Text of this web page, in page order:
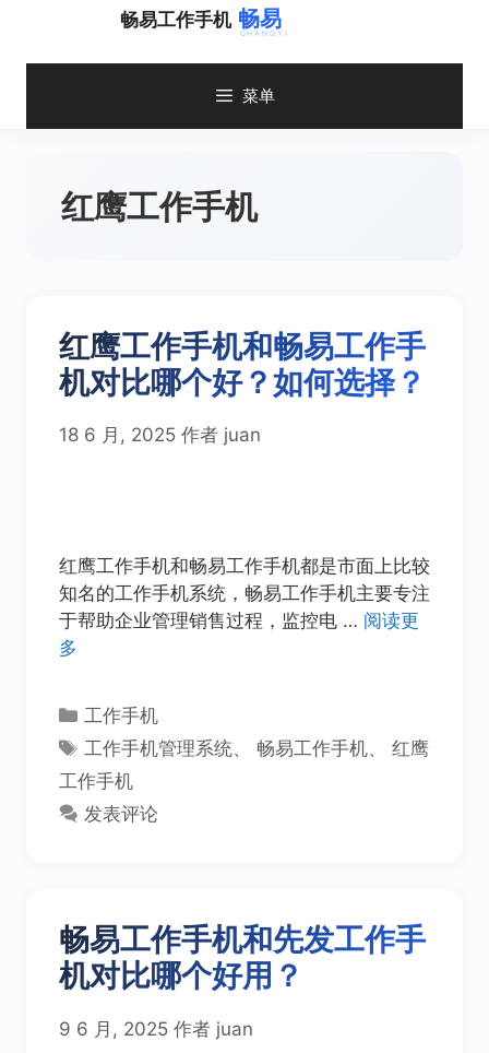
畅易工作手机
菜单
红鹰工作手机
红鹰工作手机和畅易工作手
机对比哪个好？如何选择？
18 6 月, 2025 作者 juan
红鹰工作手机和畅易工作手机都是市面上比较
知名的工作手机系统，畅易工作手机主要专注
于帮助企业管理销售过程，监控电 … 阅读更
多
分
类
工作手机
标
签
工作手机管理系统、 畅易工作手机、红鹰
工作手机
发表评论
畅易工作手机和先发工作手
机对比哪个好用？
9 6 月, 2025 作者 juan